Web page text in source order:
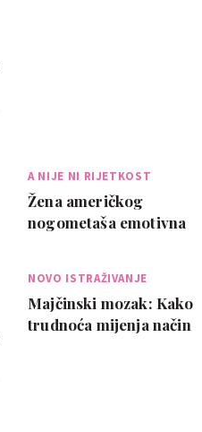
A NIJE NI RIJETKOST
Žena američkog
nogometaša emotivna
sramota ik…
NOVO ISTRAŽIVANJE
Majčinski mozak: Kako
trudnoća mijenja način